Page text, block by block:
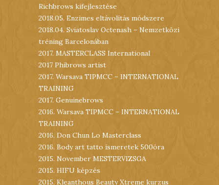
Richbrows kifejlesztése
2018.05. Enzimes eltávolítás módszere
2018.04. Sviatoslav Octenash – Nemzetközi
tréning Barcelonában
2017. MASTERCLASS International
2017 Phibrows artist
2017. Warsava TIPMCC – INTERNATIONAL
TRAINING
2017. Genuinebrows
2016. Warsava TIPMCC – INTERNATIONAL
TRAINING
2016. Don Chun Lo Masterclass
2016. Body art tatto ismeretek 500óra
2015. November MESTERVIZSGA
2015. HIFU képzés
2015. Kleanthous Beauty Xtreme kurzus